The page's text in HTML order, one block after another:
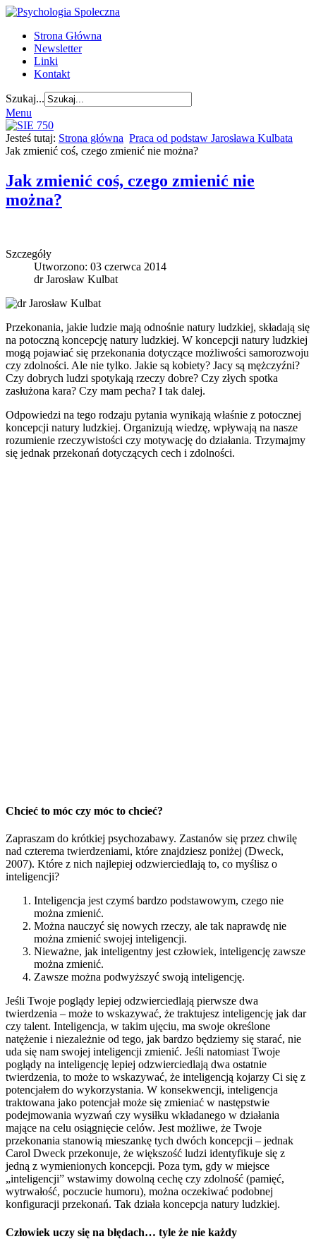
Strona Główna
Newsletter
Linki
Kontakt
Szukaj...
Menu
Jesteś tutaj: Strona główna Praca od podstaw Jarosława Kulbata
Jak zmienić coś, czego zmienić nie można?
Jak zmienić coś, czego zmienić nie
można?
Szczegóły
Utworzono: 03 czerwca 2014
dr Jarosław Kulbat
Przekonania, jakie ludzie mają odnośnie natury ludzkiej, składają się
na potoczną koncepcję natury ludzkiej. W koncepcji natury ludzkiej
mogą pojawiać się przekonania dotyczące możliwości samorozwoju
czy zdolności. Ale nie tylko. Jakie są kobiety? Jacy są mężczyźni?
Czy dobrych ludzi spotykają rzeczy dobre? Czy złych spotka
zasłużona kara? Czy mam pecha? I tak dalej.
Odpowiedzi na tego rodzaju pytania wynikają właśnie z potocznej
koncepcji natury ludzkiej. Organizują wiedzę, wpływają na nasze
rozumienie rzeczywistości czy motywację do działania. Trzymajmy
się jednak przekonań dotyczących cech i zdolności.
Chcieć to móc czy móc to chcieć?
Zapraszam do krótkiej psychozabawy. Zastanów się przez chwilę
nad czterema twierdzeniami, które znajdziesz poniżej (Dweck,
2007). Które z nich najlepiej odzwierciedlają to, co myślisz o
inteligencji?
Inteligencja jest czymś bardzo podstawowym, czego nie
można zmienić.
Można nauczyć się nowych rzeczy, ale tak naprawdę nie
można zmienić swojej inteligencji.
Nieważne, jak inteligentny jest człowiek, inteligencję zawsze
można zmienić.
Zawsze można podwyższyć swoją inteligencję.
Jeśli Twoje poglądy lepiej odzwierciedlają pierwsze dwa
twierdzenia – może to wskazywać, że traktujesz inteligencję jak dar
czy talent. Inteligencja, w takim ujęciu, ma swoje określone
natężenie i niezależnie od tego, jak bardzo będziemy się starać, nie
uda się nam swojej inteligencji zmienić. Jeśli natomiast Twoje
poglądy na inteligencję lepiej odzwierciedlają dwa ostatnie
twierdzenia, to może to wskazywać, że inteligencją kojarzy Ci się z
potencjałem do wykorzystania. W konsekwencji, inteligencja
traktowana jako potencjał może się zmieniać w następstwie
podejmowania wyzwań czy wysiłku wkładanego w działania
mające na celu osiągnięcie celów. Jest możliwe, że Twoje
przekonania stanowią mieszankę tych dwóch koncepcji – jednak
Carol Dweck przekonuje, że większość ludzi identyfikuje się z
jedną z wymienionych koncepcji. Poza tym, gdy w miejsce
„inteligencji” wstawimy dowolną cechę czy zdolność (pamięć,
wytrwałość, poczucie humoru), można oczekiwać podobnej
konfiguracji przekonań. Tak działa koncepcja natury ludzkiej.
Człowiek uczy się na błędach… tyle że nie każdy